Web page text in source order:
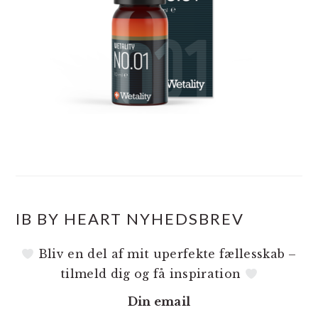
IB BY HEART NYHEDSBREV
Bliv en del af mit uperfekte fællesskab –
tilmeld dig og få inspiration
Din email